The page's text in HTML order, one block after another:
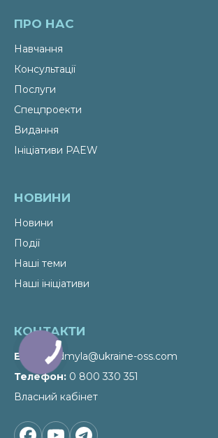
ПРО НАС
Навчання
Консультації
Послуги
Спецпроекти
Видання
Ініціативи PAEW
НОВИНИ
Новини
Події
Наші теми
Наші ініціативи
КОНТАКТИ
Email
liudmyla@ukraine-oss.com
Телефон 0 800 330 351
Власний кабінет